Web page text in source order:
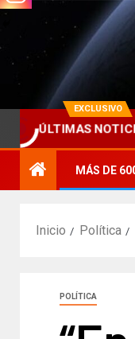
EXCLUSIVO
ÚLTIMAS
MÁS DE
Inicio Política
POLÍTICA